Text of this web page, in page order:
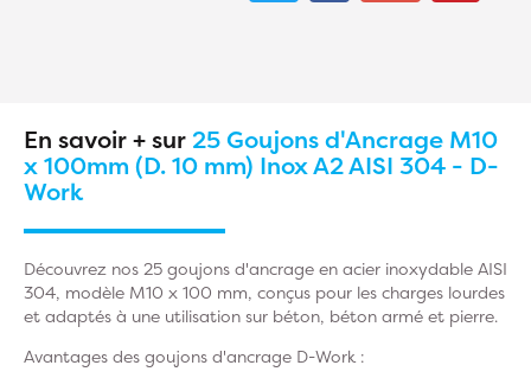
En savoir + sur 25 Goujons d'Ancrage M10
x 100mm (D. 10 mm) Inox A2 AISI 304 - D-
Work
Découvrez nos 25 goujons d'ancrage en acier inoxydable AISI
304, modèle M10 x 100 mm, conçus pour les charges lourdes
et adaptés à une utilisation sur béton, béton armé et pierre.
Avantages des goujons d'ancrage D-Work :